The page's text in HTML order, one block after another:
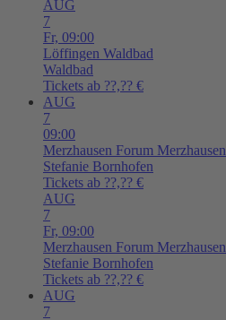
AUG
7
Fr, 09:00
Löffingen Waldbad
Waldbad
Tickets ab ??,?? €
AUG
7
09:00
Merzhausen Forum Merzhausen
Stefanie Bornhofen
Tickets ab ??,?? €
AUG
7
Fr, 09:00
Merzhausen Forum Merzhausen
Stefanie Bornhofen
Tickets ab ??,?? €
AUG
7